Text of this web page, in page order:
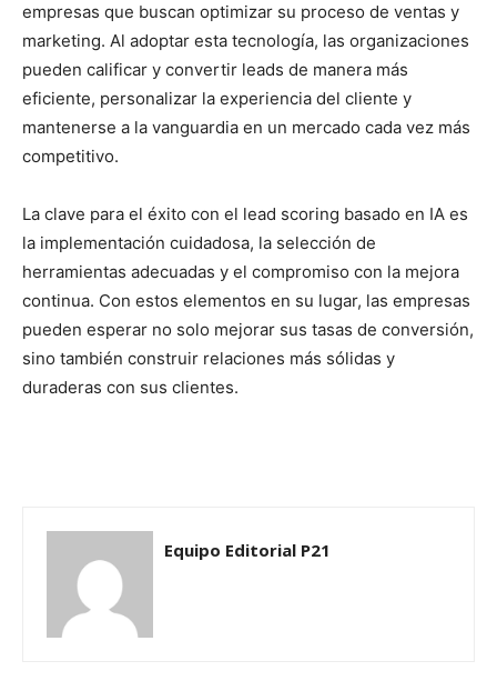
empresas que buscan optimizar su proceso de ventas y
marketing. Al adoptar esta tecnología, las organizaciones
pueden calificar y convertir leads de manera más
eficiente, personalizar la experiencia del cliente y
mantenerse a la vanguardia en un mercado cada vez más
competitivo.
La clave para el éxito con el lead scoring basado en IA es
la implementación cuidadosa, la selección de
herramientas adecuadas y el compromiso con la mejora
continua. Con estos elementos en su lugar, las empresas
pueden esperar no solo mejorar sus tasas de conversión,
sino también construir relaciones más sólidas y
duraderas con sus clientes.
Equipo Editorial P21